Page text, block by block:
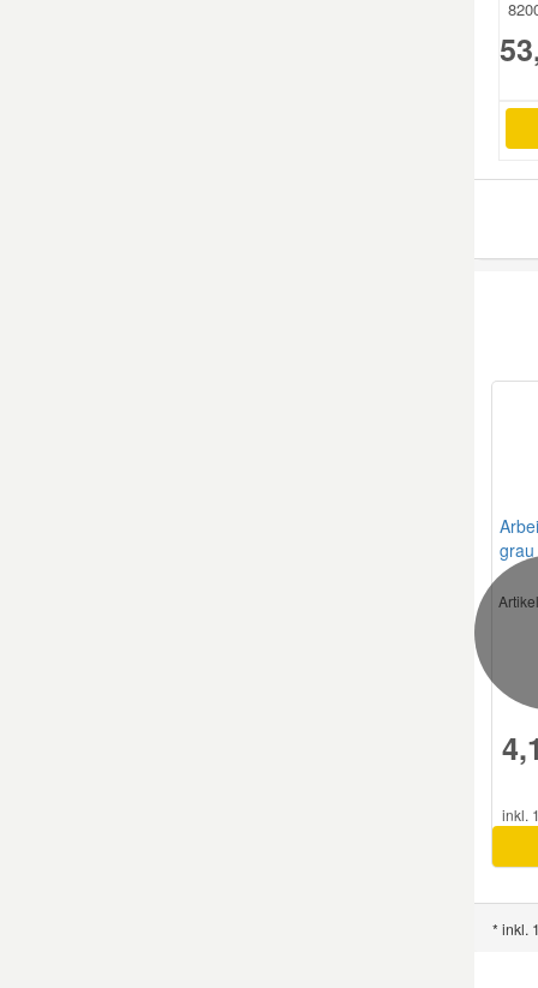
grau
inkl.
* inkl.